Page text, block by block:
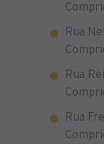
Rua
Rua
Rua